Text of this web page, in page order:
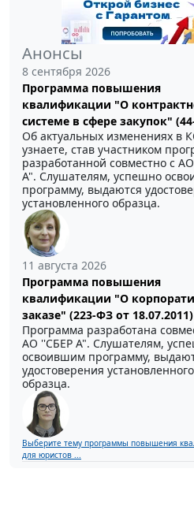
Анонсы
8 сентября 2026
Программа повышения
квалификации "О
системе в сфере закупок"
Об актуальных изменениях в
узнаете, став участником
разработанной совместно с
А". Слушателям, успешно
программу, выдаются
установленного образца.
11 августа 2026
Программа повышения
квалификации "О
заказе" (223-ФЗ от 18.07.2011)
Программа разработана
АО ''СБЕР А". Слушателям,
освоившим программу,
удостоверения установленного
образца.
Выберите тему программы повышения
для юристов ...